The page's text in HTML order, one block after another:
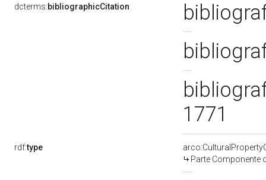
dcterms:bibliographicCitation
1771
rdf:type
Parte Componente